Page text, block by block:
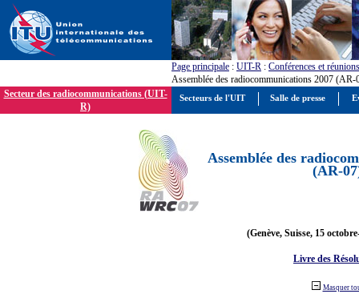
Page principale : UIT-R : Conférences et réunions
Assemblée des radiocommunications 2007 (AR-
Secteur des radiocommunications (UIT-
R)
Assemblée des
(AR-
(Genève, Suisse, 15
Livre des
Masquer
Secteurs de l'UIT Salle de presse